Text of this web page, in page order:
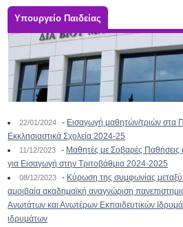
Υπουργείο Παιδείας
22/01/2024 - Εισαγωγή μαθητών/τριών στα
Εκκλησιαστικά Σχολεία 2024-25
11/12/2023 - Μαθητές με Σοβαρές
για Εισαγωγή στην Τριτοβάθμια 2024-2025
08/12/2023 - Κύρωση της συμφωνίας
αμοιβαία ακαδημαϊκή αναγνώριση
Ανωτάτων και Ανωτέρων Εκπαιδευτικών
ιδρυμάτων